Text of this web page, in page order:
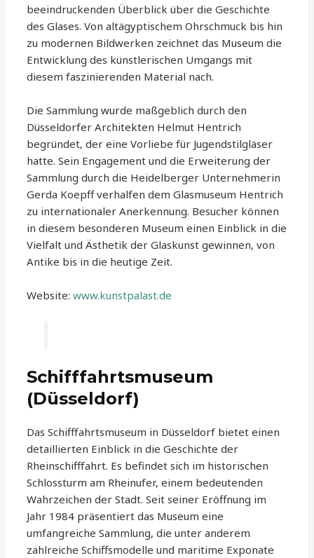
beeindruckenden Überblick über die Geschichte
des Glases. Von altägyptischem Ohrschmuck bis hin
zu modernen Bildwerken zeichnet das Museum die
Entwicklung des künstlerischen Umgangs mit
diesem faszinierenden Material nach.
Die Sammlung wurde maßgeblich durch den
Düsseldorfer Architekten Helmut Hentrich
begründet, der eine Vorliebe für Jugendstilgläser
hatte. Sein Engagement und die Erweiterung der
Sammlung durch die Heidelberger Unternehmerin
Gerda Koepff verhalfen dem Glasmuseum Hentrich
zu internationaler Anerkennung. Besucher können
in diesem besonderen Museum einen Einblick in die
Vielfalt und Ästhetik der Glaskunst gewinnen, von
Antike bis in die heutige Zeit.
Website:www.kunstpalast.de
Schifffahrtsmuseum
(Düsseldorf)
Das Schifffahrtsmuseum in Düsseldorf bietet einen
detaillierten Einblick in die Geschichte der
Rheinschifffahrt. Es befindet sich im historischen
Schlossturm am Rheinufer, einem bedeutenden
Wahrzeichen der Stadt. Seit seiner Eröffnung im
Jahr 1984 präsentiert das Museum eine
umfangreiche Sammlung, die unter anderem
zahlreiche Schiffsmodelle und maritime Exponate